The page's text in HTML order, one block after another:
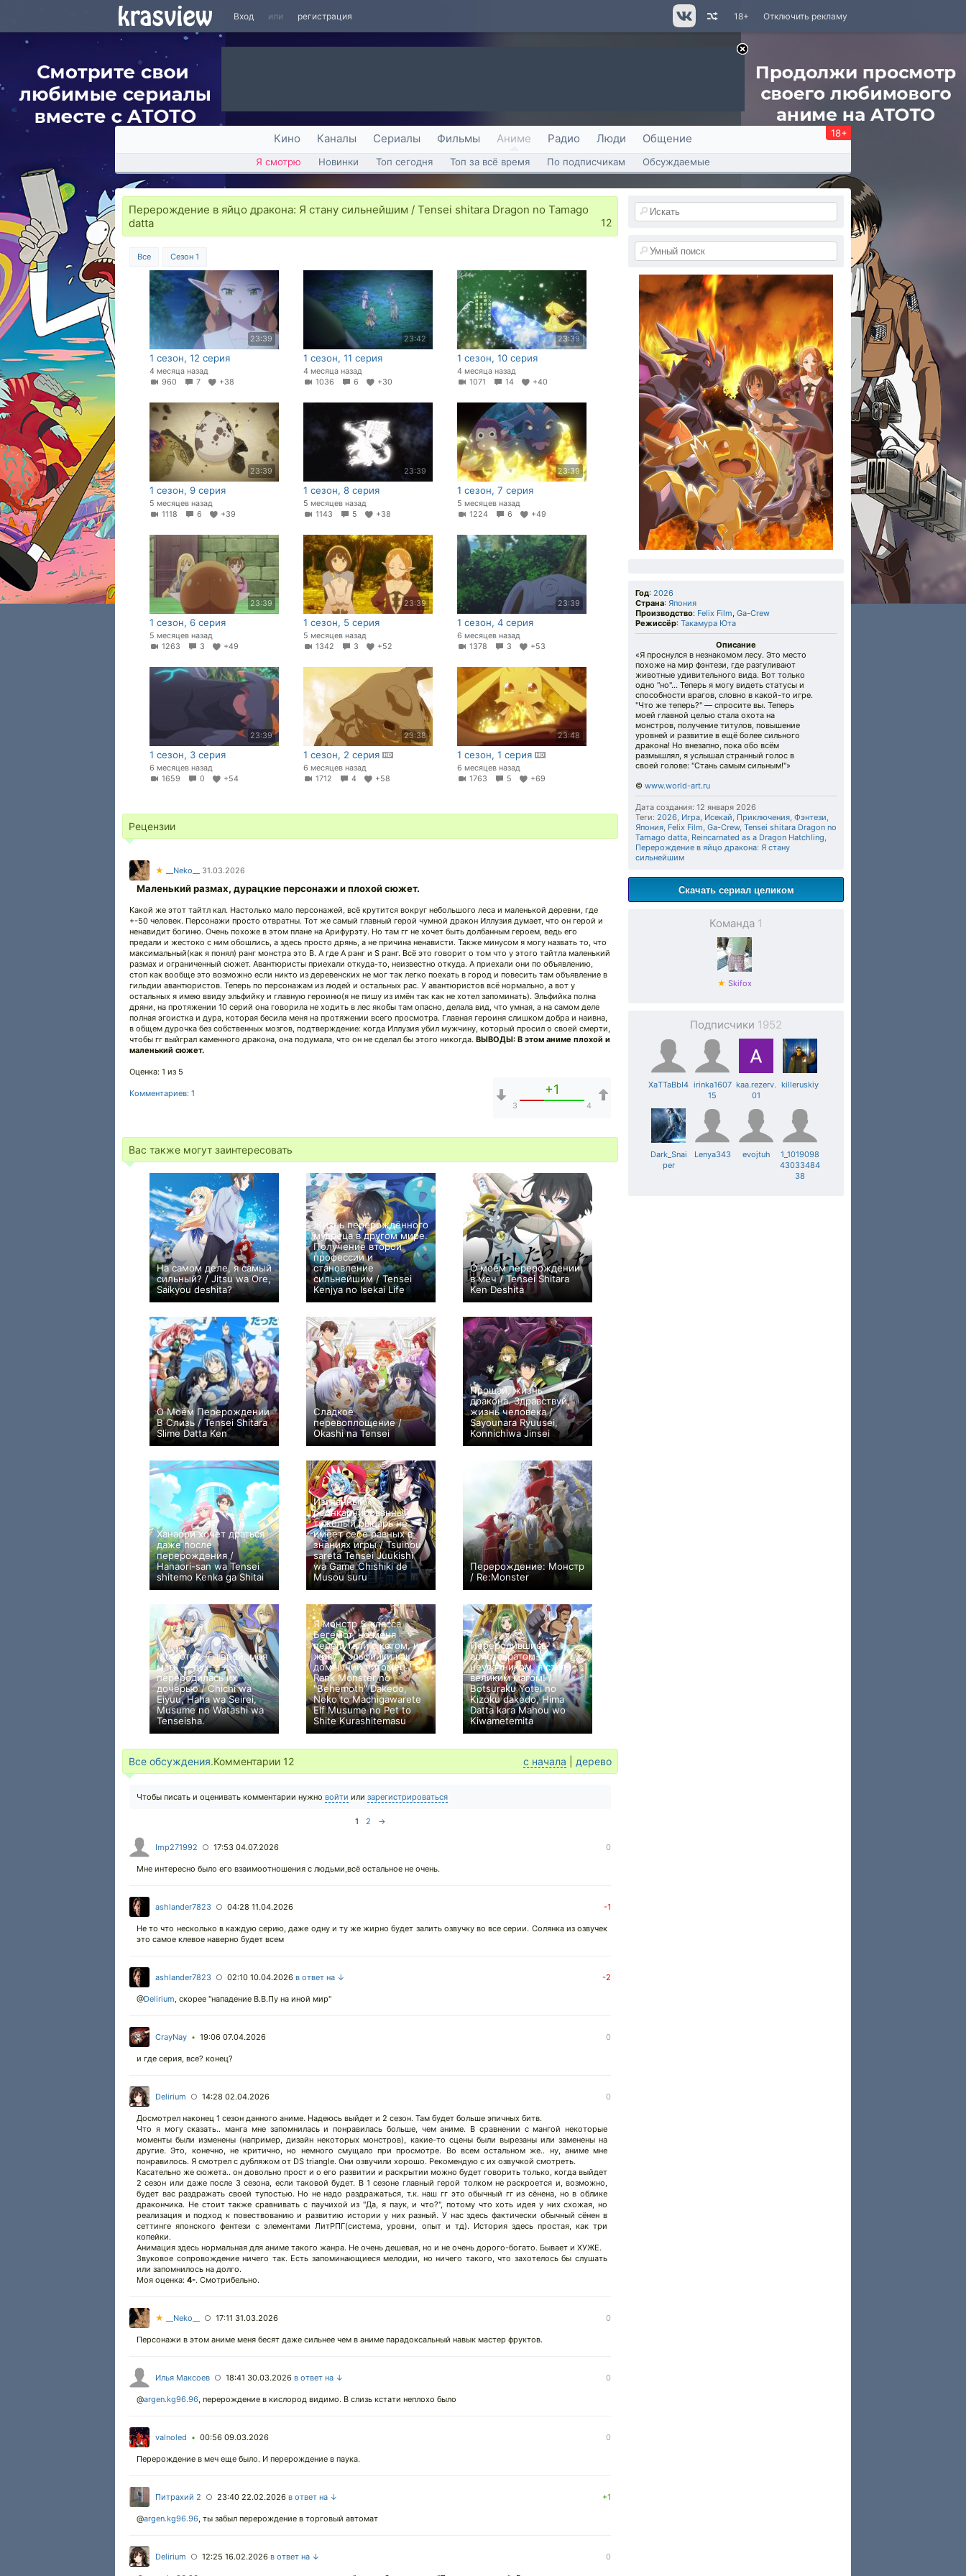
Вход или регистрация Отключить рекламу
18+
Кино Каналы Сериалы Фильмы Аниме Радио Люди Общение 18+
Я смотрю Новинки Топ сегодня Топ за всё время По подписчикам Обсуждаемые
Перерождение в яйцо дракона: Я стану сильнейшим / Tensei shitara Dragon no Tamago
datta
12
Все Сезон 1
23:39
1 сезон, 12 серия
4 месяца назад
960
7 +38
23:42
1 сезон, 11 серия
4 месяца назад
1036
6 +30
23:39
1 сезон, 10 серия
4 месяца назад
1071
14 +40
23:39
1 сезон, 9 серия
5 месяцев назад
1118
6 +39
23:39
1 сезон, 8 серия
5 месяцев назад
1143
5 +38
23:39
1 сезон, 7 серия
5 месяцев назад
1224
6 +49
23:39
1 сезон, 6 серия
5 месяцев назад
1263
3 +49
23:39
1 сезон, 5 серия
5 месяцев назад
1342
3 +52
23:39
1 сезон, 4 серия
6 месяцев назад
1378
3 +53
23:39
1 сезон, 3 серия
6 месяцев назад
1659
0 +54
23:38
1 сезон, 2 серия
6 месяцев назад
1712
4 +58
23:48
1 сезон, 1 серия
6 месяцев назад
1763
5 +69
Рецензии
★ __Neko__ 31.03.2026
Маленький размах, дурацкие персонажи и плохой сюжет.
Какой же этот тайтл кал. Настолько мало персонажей, всё крутится вокруг небольшого леса и маленькой деревни, где
+-50 человек. Персонажи просто отвратны. Тот же самый главный герой чумной дракон Иллузия думает, что он герой и
ненавидит богиню. Очень похоже в этом плане на Арифурэту. Но там гг не хочет быть долбанным героем, ведь его
предали и жестоко с ним обошлись, а здесь просто дрянь, а не причина ненависти. Также минусом я могу назвать то, что
максимальный(как я понял) ранг монстра это B. А где A ранг и S ранг. Всё это говорит о том что у этого тайтла маленький
размах и ограниченный сюжет. Авантюристы приехали откуда-то, неизвестно откуда. А приехали они по объявлению,
стоп как вообще это возможно если никто из деревенских не мог так легко поехать в город и повесить там объявление в
гильдии авантюристов. Теперь по персонажам из людей и остальных рас. У авантюристов всё нормально, а вот у
остальных я имею ввиду эльфийку и главную героиню(я не пишу из имён так как не хотел запоминать). Эльфийка полна
дряни, на протяжении 10 серий она говорила не ходить в лес якобы там опасно, делала вид, что умная, а на самом деле
полная эгоистка и дура, которая бесила меня на протяжении всего просмотра. Главная героиня слишком добра и наивна,
в общем дурочка без собственных мозгов, подтверждение: когда Иллузия убил мужчину, который просил о своей смерти,
чтобы гг выйграл каменного дракона, она подумала, что он не сделал бы этого никогда. ВЫВОДЫ: В этом аниме плохой и
маленький сюжет.
Оценка: 1 из 5
Комментариев: 1 +1
3 4
Вас также могут заинтересовать
На самом деле, я самый
сильный? / Jitsu wa Ore,
Saikyou deshita?
+669 12 3597
Жизнь перерождённого
мудреца в другом мире.
Получение второй
профессии и
становление
сильнейшим / Tensei
Kenjya no Isekai Life
+714 13 3932
О моём перерождении
в меч / Tensei Shitara
Ken Deshita
+988 14 3514
О Моём Перерождении
В Слизь / Tensei Shitara
Slime Datta Ken
+11225
107
Сладкое
перевоплощение /
Okashi na Tensei
+322 12 1280
Прощай, жизнь
дракона. Здравствуй,
жизнь человека /
Sayounara Ryuusei,
Konnichiwa Jinsei
+490 12 2451
Ханаори хочет драться
даже после
перерождения /
Hanaori-san wa Tensei
shitemo Kenka ga Shitai
+14 4 277
Изгнанный
реинкарнированный
тяжёлый рыцарь не
имеет себе равных в
знаниях игры / Tsuihou
sareta Tensei Juukishi
wa Game Chishiki de
Musou suru
+277 5 1826
Перерождение: Монстр
/ Re:Monster
+1000 13 4350
Мой отец — герой, моя
мать — дух, а я
переродилась их
дочерью / Chichi wa
Eiyuu, Haha wa Seirei,
Musume no Watashi wa
Tenseisha.
+361 12 1409
Я монстр S-класса
Бегемот, но меня
перепутали с котом, и я
живу у эльфийки как
домашний питомец / S
Rank Monster no
"Behemoth" Dakedo,
Neko to Machigawarete
Elf Musume no Pet to
Shite Kurashitemasu
+232 12 1687
Переродившись
аристократом-
неудачником, я стал
великим магом! /
Botsuraku Yotei no
Kizoku dakedo, Hima
Datta kara Mahou wo
Kiwametemita
+555 12 2900
Все обсуждения.Комментарии 12 с начала дерево
Чтобы писать и оценивать комментарии нужно войти или зарегистрироваться
1 2 →
Imp271992 ○ 17:53 04.07.2026 0
Мне интересно было его взаимоотношения с людьми,всё остальное не очень.
ashlander7823 ○ 04:28 11.04.2026 -1
Не то что несколько в каждую серию, даже одну и ту же жирно будет залить озвучку во все серии. Солянка из озвучек
это самое клевое наверно будет всем
ashlander7823 ○ 02:10 10.04.2026 в ответ на ↓ -2
@Delirium, скорее "нападение В.В.Пу на иной мир"
CrayNay • 19:06 07.04.2026 0
и где серия, все? конец?
Delirium ○ 14:28 02.04.2026 0
Досмотрел наконец 1 сезон данного аниме. Надеюсь выйдет и 2 сезон. Там будет больше эпичных битв.
Что я могу сказать.. манга мне запомнилась и понравилась больше, чем аниме. В сравнении с мангой некоторые
моменты были изменены (например, дизайн некоторых монстров), какие-то сцены были вырезаны или заменены на
другие. Это, конечно, не критично, но немного смущало при просмотре. Во всем остальном же.. ну, аниме мне
понравилось. Я смотрел с дубляжом от DS triangle. Они озвучили хорошо. Рекомендую с их озвучкой смотреть.
Касательно же сюжета.. он довольно прост и о его развитии и раскрытии можно будет говорить только, когда выйдет
2 сезон или даже после 3 сезона, если таковой будет. В 1 сезоне главный герой толком не раскроется и, возможно,
будет вас раздражать своей тупостью. Но не надо раздражаться, т.к. наш гг это обычный гг из сёнена, но в облике
дракончика. Не стоит также сравнивать с паучихой из "Да, я паук, и что?", потому что хоть идея у них схожая, но
реализация и подход к повествованию и развитию истории у них разный. У нас здесь фактически обычный сёнен в
сеттинге японского фентези с элементами ЛитРПГ(система, уровни, опыт и тд). История здесь простая, как три
копейки.
Анимация здесь нормальная для аниме такого жанра. Не очень дешевая, но и не очень дорого-богато. Бывает и ХУЖЕ.
Звуковое сопровождение ничего так. Есть запоминающиеся мелодии, но ничего такого, что захотелось бы слушать
или запомнилось на долго.
Моя оценка: 4-. Смотрибельно.
★ __Neko__ ○ 17:11 31.03.2026 0
Персонажи в этом аниме меня бесят даже сильнее чем в аниме парадоксальный навык мастер фруктов.
Илья Максоев ○ 18:41 30.03.2026 в ответ на ↓ 0
@argen.kg96.96, перерождение в кислород видимо. В слизь кстати неплохо было
valnoled • 00:56 09.03.2026 0
Перерождение в меч еще было. И перерождение в паука.
Питрахий 2 ○ 23:40 22.02.2026 в ответ на ↓ +1
@argen.kg96.96, ты забыл перерождение в торговый автомат
Delirium ○ 12:25 16.02.2026 в ответ на ↓ 0
Год: 2026
Страна: Япония
Производство: Felix Film, Ga-Crew
Режиссёр: Такамура Юта
Описание
«Я проснулся в незнакомом лесу. Это место
похоже на мир фэнтези, где разгуливают
животные удивительного вида. Вот только
одно "но"... Теперь я могу видеть статусы и
способности врагов, словно в какой-то игре.
"Что же теперь?" — спросите вы. Теперь
моей главной целью стала охота на
монстров, получение титулов, повышение
уровней и развитие в ещё более сильного
дракона! Но внезапно, пока обо всём
размышлял, я услышал странный голос в
своей голове: "Стань самым сильным!"»
© www.world-art.ru
Дата создания: 12 января 2026
Теги: 2026, Игра, Исекай, Приключения, Фэнтези,
Япония, Felix Film, Ga-Crew, Tensei shitara Dragon no
Tamago datta, Reincarnated as a Dragon Hatchling,
Перерождение в яйцо дракона: Я стану
сильнейшим
Скачать сериал целиком
Команда 1
★ Skifox
Подписчики 1952
XaTTaBbI4 irinka1607
15
kaa.rezerv.
01
killeruskiy
Dark_Snai
per
Lenya343 evojtuh
1_1019098
43033484
38